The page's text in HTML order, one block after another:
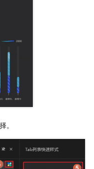
。